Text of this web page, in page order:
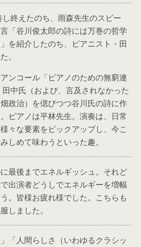
し終えたのち、雨森先生のスピー
「谷川俊太郎の詩には万巻の哲学
を紹介したのち、ピアニスト・田
。
ンコール「ピアノのための無窮連
中氏（および、言及されなかった
政治）を偲びつつ谷川氏の詩に作
ピアノは平林先生。演奏は、日常
々な要素をピックアップし、今こ
しめて味わうといった趣。
最後までエネルギッシュ。それど
出演者どうしでエネルギーを増幅
。皆様お疲れ様でした。こちらも
しました。
「人間らしさ（いわゆるクラシッ